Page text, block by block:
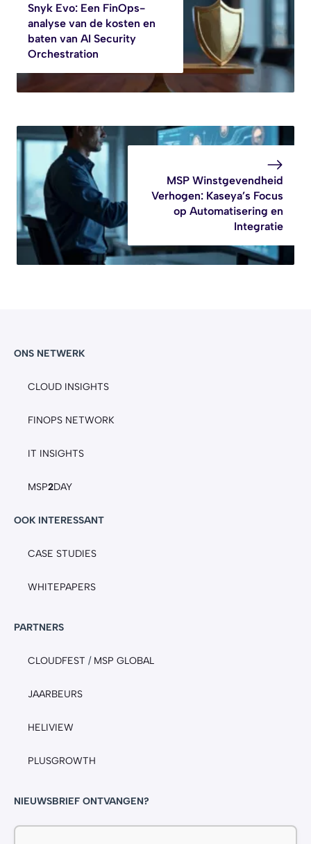
Snyk Evo: Een FinOps-
analyse van de kosten en
baten van AI Security
Orchestration
MSP Winstgevendheid
Verhogen: Kaseya’s Focus
op Automatisering en
Integratie
ONS NETWERK
CLOUD INSIGHTS
FINOPS NETWORK
IT INSIGHTS
MSP2DAY
OOK INTERESSANT
CASE STUDIES
WHITEPAPERS
PARTNERS
CLOUDFEST / MSP GLOBAL
JAARBEURS
HELIVIEW
PLUSGROWTH
NIEUWSBRIEF ONTVANGEN?